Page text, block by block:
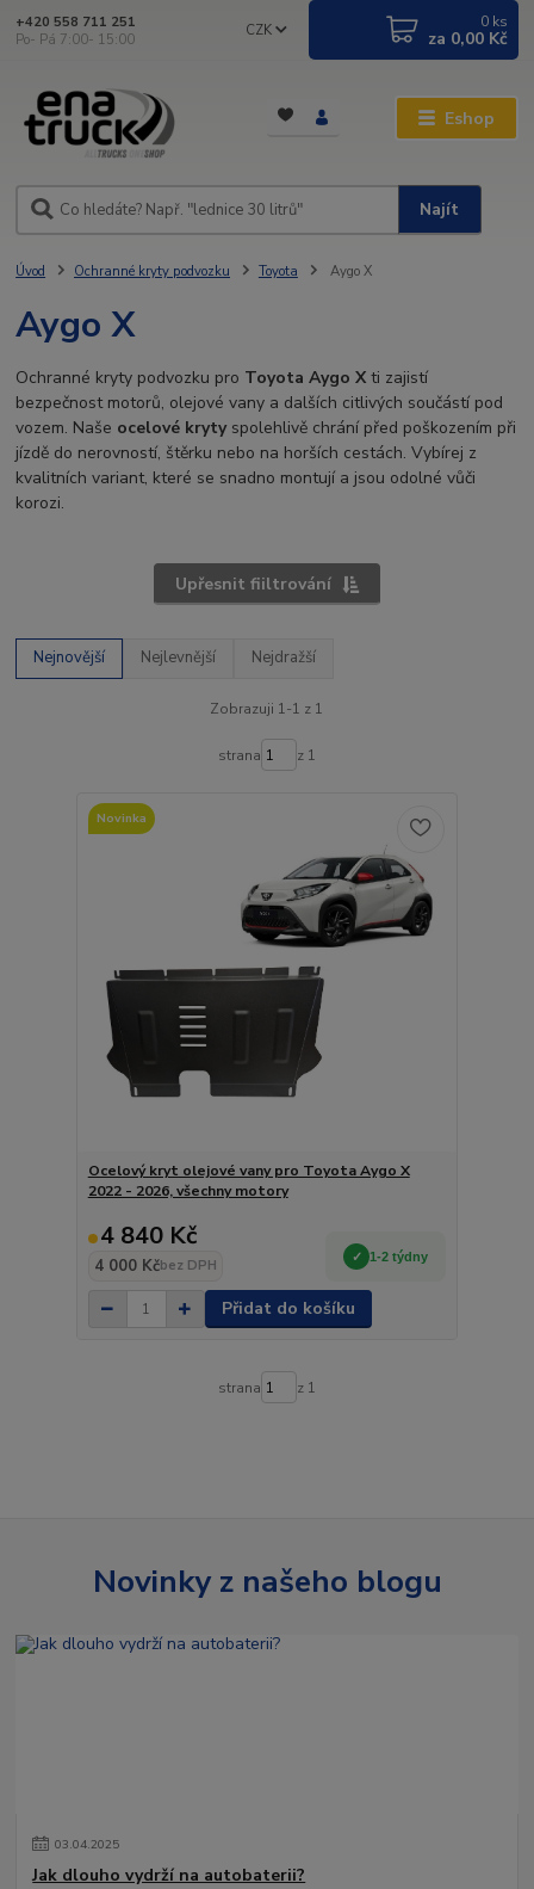
Eshop
CZK
Najít
+420 558 711 251
Po- Pá 7:00- 15:00
0 ks
za 0,00 Kč
Úvod Ochranné kryty podvozku Toyota Aygo X
Aygo X
Ochranné kryty podvozku pro Toyota Aygo X ti zajistí
bezpečnost motorů, olejové vany a dalších citlivých součástí pod
vozem. Naše ocelové krytyspolehlivě chrání před poškozením při
jízdě do nerovností, štěrku nebo na horších cestách. Vybírej z
kvalitních variant, které se snadno montují a jsou odolné vůči
korozi.
Upřesnit fiiltrování
Nejnovější Nejlevnější Nejdražší
Zobrazuji 1-1 z 1
strana z 1
Novinka
Ocelový kryt olejové vany pro Toyota Aygo X
2022 - 2026, všechny motory
4 840 Kč
4 000 Kčbez DPH
1-2 týdny
Přidat do košíku
strana z 1
Novinky z našeho blogu
03.04.2025
Jak dlouho vydrží na autobaterii?